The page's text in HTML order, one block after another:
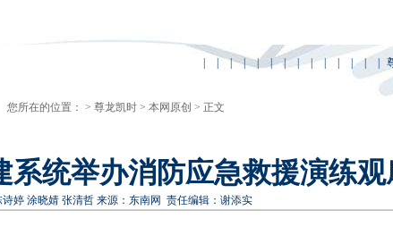
| | |
您所在的位置： > 尊龙凯时 > 本网原创 > 正文
系统举办消防应急救援演练
诗婷 涂晓婧 张清哲 来源：东南网 责任编辑：谢添实